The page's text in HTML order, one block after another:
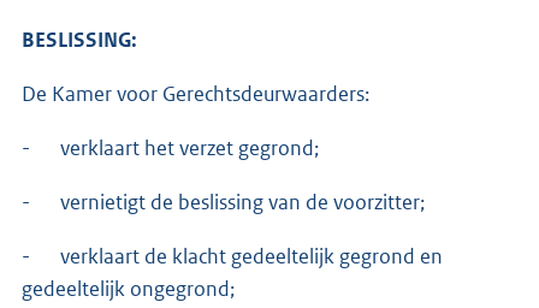
BESLISSING:
De Kamer voor Gerechtsdeurwaarders:
- verklaart het verzet gegrond;
- vernietigt de beslissing van de voorzitter;
- verklaart de klacht gedeeltelijk gegrond en
gedeeltelijk ongegrond;